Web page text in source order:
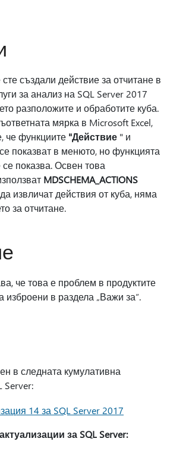
създали действие за отчитане в
за анализ на SQL Server 2017
разположите и обработите куба.
мярка в Microsoft Excel,
че функциите "Действие " и
показват в менюто, но функцията
се показва. Освен това
MDSCHEMA_ACTIONS
извличат действия от куба, няма
за отчитане.
че това е проблем в продуктите
изброени в раздела „Важи за“.
в следната кумулативна
Server:
14 за SQL Server 2017
за SQL Server: